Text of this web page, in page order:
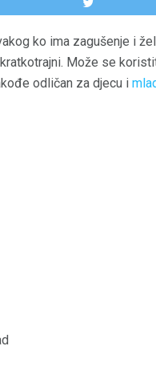
ko ima zagušenje i
Može se
odličan za djecu i